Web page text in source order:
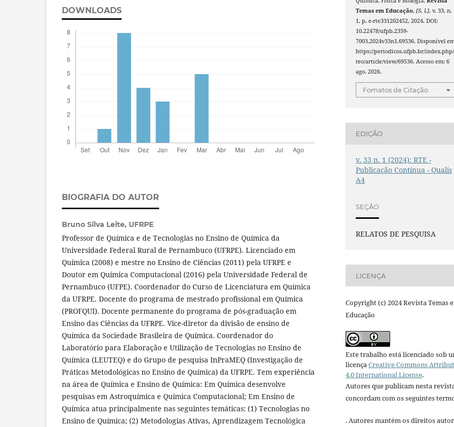
DOWNLOADS
BIOGRAFIA DO AUTOR
Bruno Silva Leite, UFRPE
Professor de Química e de Tecnologias no Ensino de Química da
Universidade Federal Rural de Pernambuco (UFRPE). Licenciado em
Química (2008) e mestre no Ensino de Ciências (2011) pela UFRPE e
Doutor em Química Computacional (2016) pela Universidade Federal de
Pernambuco (UFPE). Coordenador do Curso de Licenciatura em Química
da UFRPE. Docente do programa de mestrado profissional em Química
(PROFQUI). Docente permanente do programa de pós-graduação em
Ensino das Ciências da UFRPE. Vice-diretor da divisão de ensino de
Química da Sociedade Brasileira de Química. Coordenador do
Laboratório para Elaboração e Utilização de Tecnologias no Ensino de
Química (LEUTEQ) e do Grupo de pesquisa InPraMEQ (Investigação de
Práticas Metodológicas no Ensino de Química) da UFRPE. Tem experiência
na área de Química e Ensino de Química: Em Química desenvolve
pesquisas em Astroquímica e Química Computacional; Em Ensino de
Química atua principalmente nas seguintes temáticas: (1) Tecnologias no
Ensino de Química; (2) Metodologias Ativas, Aprendizagem Tecnológica
Temas em Educação,[S. l.], v. 33, n.
1, p. e-rte331202452, 2024. DOI:
10.22478/ufpb.2359-
7003.2024v33n1.69536. Disponível
https://periodicos.ufpb.br/
teo/article/view/69536. Acesso em: 6
ago. 2026.
Fomatos de Citação
EDIÇÃO
v. 33 n. 1 (2024): RTE -
Publicação Contínua - Qualis
A4
SEÇÃO
RELATOS DE PESQUISA
LICENÇA
Copyright (c) 2024 Revista Temas
Educação
Este trabalho está licenciado sob
licençaCreative Commons
4.0 International License.
Autores que publicam nesta
concordam com os seguintes
. Autores mantém os direitos